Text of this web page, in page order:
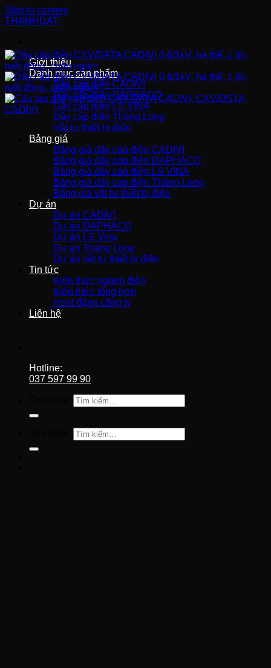
Skip to content
THANHDAT
Giới thiệu
Danh mục sản phẩm
Dây cáp điện CADIVI
Dây cáp điện DAPHACO
Dây cáp điện LS VINA
Dây cáp điện Thăng Long
Vật tư thiết bị điện
Bảng giá
Bảng giá dây cáp điện CADIVI
Bảng giá dây cáp điện DAPHACO
Bảng giá dây cáp điện LS VINA
Bảng giá dây cáp điện Thăng Long
Bảng giá vật tư thiết bị điện
Dự án
Dự án CADIVI
Dự án DAPHACO
Dự án LS Vina
Dự án Thăng Long
Dự án vật tư thiết bị điện
Tin tức
Kiến thức ngành điện
Kiến thức tổng hợp
Hoạt động công ty
Liên hệ
Hotline:
037 597 99 90